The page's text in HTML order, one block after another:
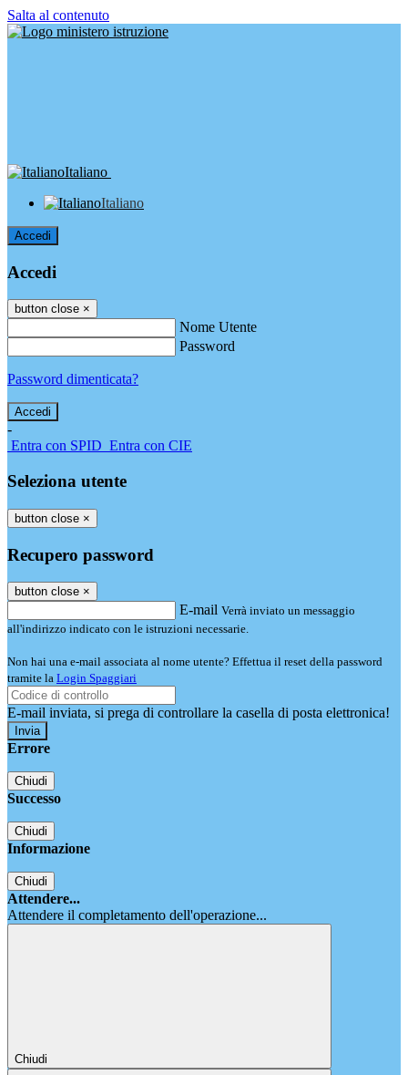
Salta al contenuto
Italiano
Italiano
Accedi
Accedi
button close ×
Nome Utente
Password
Password dimenticata?
-
Entra con SPID Entra con CIE
Seleziona utente
button close ×
Recupero password
button close ×
E-mail Verrà inviato un messaggio
all'indirizzo indicato con le istruzioni necessarie.
Non hai una e-mail associata al nome utente? Effettua il reset della password
tramite la Login Spaggiari
E-mail inviata, si prega di controllare la casella di posta elettronica!
Errore
Chiudi
Successo
Chiudi
Informazione
Chiudi
Attendere...
Attendere il completamento dell'operazione...
Chiudi